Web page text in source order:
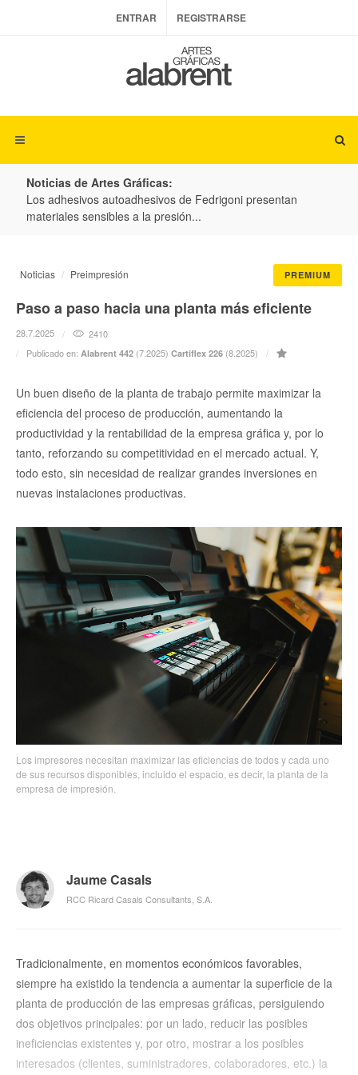
ENTRAR REGISTRARSE
Noticias de Artes Gráficas:
Los adhesivos autoadhesivos de Fedrigoni presentan
materiales sensibles a la presión...
PREMIUM
Noticias Preimpresión
Paso a paso hacia una planta más eficiente
28.7.2025
2410
Publicado en: Alabrent 442 (7.2025) Cartiflex 226 (8.2025)
Un buen diseño de la planta de trabajo permite maximizar la
eficiencia del proceso de producción, aumentando la
productividad y la rentabilidad de la empresa gráfica y, por lo
tanto, reforzando su competitividad en el mercado actual. Y,
todo esto, sin necesidad de realizar grandes inversiones en
nuevas instalaciones productivas.
Los impresores necesitan maximizar las eficiencias de todos y cada uno
de sus recursos disponibles, incluido el espacio, es decir, la planta de la
empresa de impresión.
Jaume Casals
RCC Ricard Casals Consultants, S.A.
Tradicionalmente, en momentos económicos favorables,
siempre ha existido la tendencia a aumentar la superficie de la
planta de producción de las empresas gráficas, persiguiendo
dos objetivos principales: por un lado, reducir las posibles
ineficiencias existentes y, por otro, mostrar a los posibles
interesados (clientes, suministradores, colaboradores, etc.) la